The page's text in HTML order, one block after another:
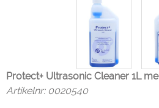
Protect+ Ultrasonic Cleaner 1L
Artikelnr: 0020540